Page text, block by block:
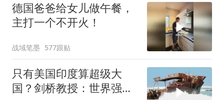
德国爸爸给女儿做午餐，
主打一个不开火！
战域笔墨 577跟贴
只有美国印度算超级大
国？剑桥教授：世界强国